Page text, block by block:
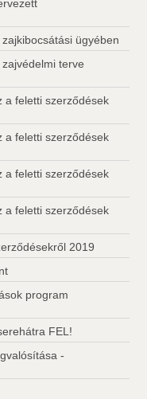
ügyében
terve
a feletti szerződések
a feletti szerződések
a feletti szerződések
a feletti szerződések
2019
program
FEL!
-